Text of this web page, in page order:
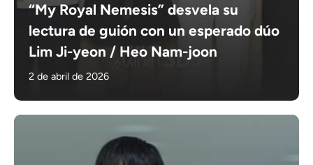
“My Royal Nemesis” desvela su
lectura de guión con un esperado dúo
Lim Ji-yeon / Heo Nam-joon
2 de abril de 2026